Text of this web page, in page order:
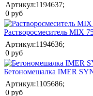
Артикул:1194637;
0 руб
Растворосмеситель MIX
Артикул:1194636;
0 руб
Бетономешалка IMER
Артикул:1105686;
0 руб